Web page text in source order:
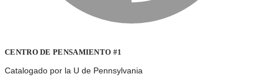
CENTRO DE PENSAMIENTO #1
Catalogado por la U de Pennsylvania